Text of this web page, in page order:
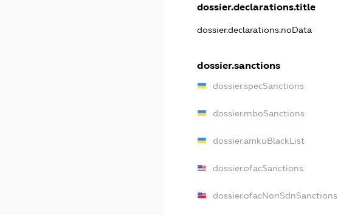
dossier.declarations.title
dossier.declarations.noData
dossier.sanctions
dossier.specSanctions
dossier.rnboSanctions
dossier.amkuBlackList
dossier.ofacSanctions
dossier.ofacNonSdnSanctions